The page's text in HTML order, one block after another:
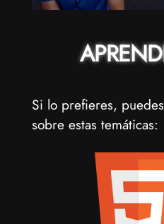
Si lo prefieres,
sobre estas temáticas: